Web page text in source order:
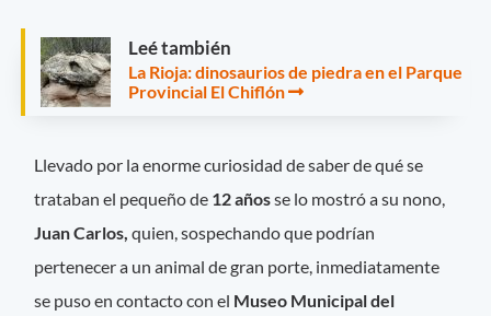
Leé también
La Rioja: dinosaurios de piedra en el Parque
Provincial El Chiflón
Llevado por la enorme curiosidad de saber de qué se
trataban el pequeño de 12 añosse lo mostró a su nono,
Juan Carlos,quien, sospechando que podrían
pertenecer a un animal de gran porte, inmediatamente
se puso en contacto con el Museo Municipal del